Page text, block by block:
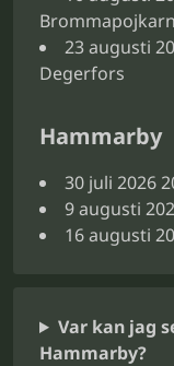
23 augusti
Degerfors
Hammarby
30 juli 2026
9 augusti
16 augusti
Var kan jag
Hammarby?